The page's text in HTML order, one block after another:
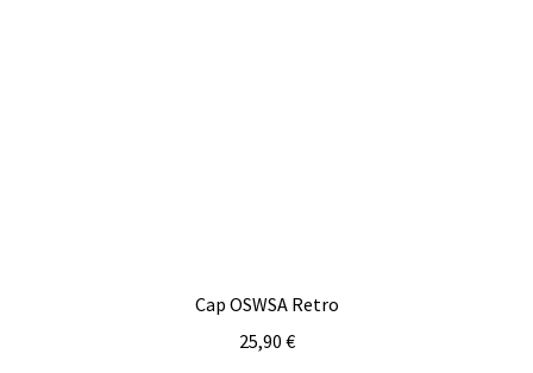
Cap OSWSA Retro
25,90 €